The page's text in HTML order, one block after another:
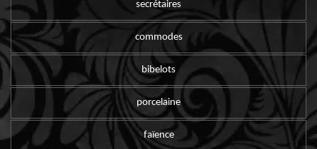
secrétaires
commodes
bibelots
porcelaine
faïence